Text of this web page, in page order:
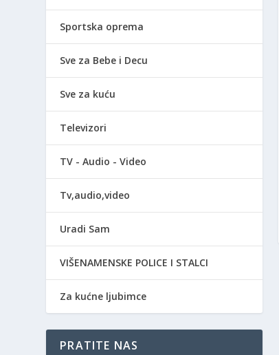
Sportska oprema
Sve za Bebe i Decu
Sve za kuću
Televizori
TV - Audio - Video
Tv,audio,video
Uradi Sam
VIŠENAMENSKE POLICE I STALCI
Za kućne ljubimce
PRATITE NAS